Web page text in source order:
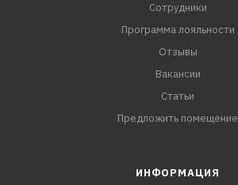
Сотрудники
Программа лояльности
Отзывы
Вакансии
Статьи
Предложить помещение
ИНФОРМАЦИЯ